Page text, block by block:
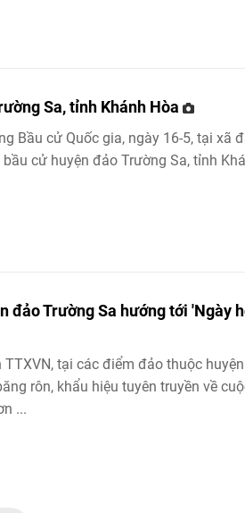
Sa, tỉnh Khánh Hòa
Bầu cử Quốc gia, ngày 16-5, tại xã
cử huyện đảo Trường Sa, tỉnh
đảo Trường Sa hướng tới 'Ngày
tại các điểm đảo thuộc
rôn, khẩu hiệu tuyên truyền về
...